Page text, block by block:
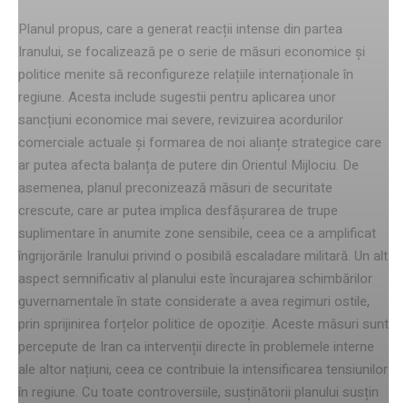
Planul propus, care a generat reacții intense din partea
Iranului, se focalizează pe o serie de măsuri economice și
politice menite să reconfigureze relațiile internaționale în
regiune. Acesta include sugestii pentru aplicarea unor
sancțiuni economice mai severe, revizuirea acordurilor
comerciale actuale și formarea de noi alianțe strategice care
ar putea afecta balanța de putere din Orientul Mijlociu. De
asemenea, planul preconizează măsuri de securitate
crescute, care ar putea implica desfășurarea de trupe
suplimentare în anumite zone sensibile, ceea ce a amplificat
îngrijorările Iranului privind o posibilă escaladare militară. Un alt
aspect semnificativ al planului este încurajarea schimbărilor
guvernamentale în state considerate a avea regimuri ostile,
prin sprijinirea forțelor politice de opoziție. Aceste măsuri sunt
percepute de Iran ca intervenții directe în problemele interne
ale altor națiuni, ceea ce contribuie la intensificarea tensiunilor
în regiune. Cu toate controversiile, susținătorii planului susțin